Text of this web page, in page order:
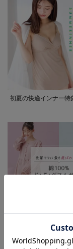
初夏の快適インナー特
ぷくダブルガーゼパ